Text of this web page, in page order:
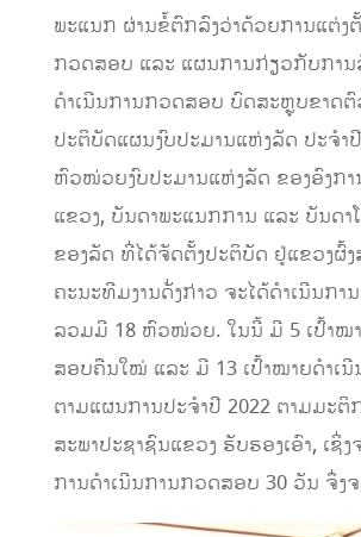
ພະແນກ ຜ່ານຂໍ້ຕົກລົງວ່າດ້ວຍການແຕ່ງ
ກວດສອບ ແລະ ແຜນການກ່ຽວກັບການ
ດຳເນີນການກວດສອບ ບົດສະຫຼຸບຂາດຕົ
ປະຕິບັດແຜນງົບປະມານແຫ່ງລັດ ປະຈຳ
ຫົວໜ່ວຍງົບປະມານແຫ່ງລັດ ຂອງອົງກ
ແຂວງ, ບັນດາພະແນກການ ແລະ ບັນດາ
ຂອງລັດ ທີ່ໄດ້ຈັດຕັ້ງປະຕິບັດ ຢູ່ແຂວງຜົ້ງ
ຄະນະທີມງານດັ່ງກ່າວ ຈະໄດ້ດໍາເນີນກ
ລວມມີ 18 ຫົວໜ່ວຍ. ໃນນີ້ ມີ 5 ເປົ້າໝ
ສອບຄືນໃໝ່ ແລະ ມີ 13 ເປົ້າໝາຍດໍາເ
ຕາມແຜນການປະຈຳປີ 2022 ຕາມມະຕິ
ສະພາປະຊາຊົນແຂວງ ຮັບຮອງເອົາ, ເຊິ່ງ
ການດຳເນີນການກວດສອບ 30 ວັນ ຈຶ່ງ